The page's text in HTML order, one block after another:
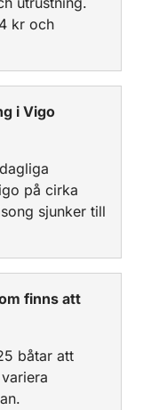
kr och
i Vigo
på cirka
sjunker till
finns att
båtar att